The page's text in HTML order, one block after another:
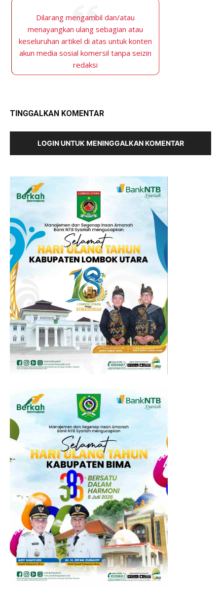
Dilarang mengambil dan/atau
menayangkan ulang sebagian atau
keseluruhan artikel di atas untuk konten
akun media sosial komersil tanpa seizin
redaksi
TINGGALKAN KOMENTAR
LOGIN UNTUK MENINGGALKAN KOMENTAR